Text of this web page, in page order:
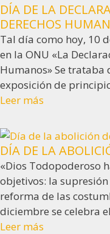
DÍA DE LA
DERECHOS
Tal día como hoy, 10
en la ONU «La
Humanos» Se trataba
exposición de
Leer más
DÍA DE LA
«Dios Todopoderoso
objetivos: la
reforma de las
diciembre se celebra
Leer más